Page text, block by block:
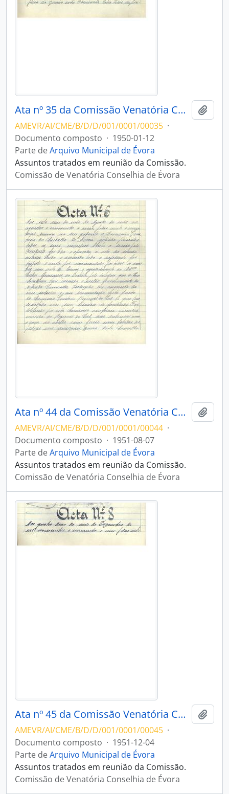
Ata nº 35 da Comissão Venatória Conselhia de Évora
AMEVR/AI/CME/B/D/D/001/0001/00035 ·
Documento composto · 1950-01-12
Parte deArquivo Municipal de Évora
Assuntos tratados em reunião da Comissão.
Comissão de Venatória Conselhia de Évora
Ata nº 44 da Comissão Venatória Conselhia de Évora
AMEVR/AI/CME/B/D/D/001/0001/00044 ·
Documento composto · 1951-08-07
Parte deArquivo Municipal de Évora
Assuntos tratados em reunião da Comissão.
Comissão de Venatória Conselhia de Évora
Ata nº 45 da Comissão Venatória Conselhia de Évora
AMEVR/AI/CME/B/D/D/001/0001/00045 ·
Documento composto · 1951-12-04
Parte deArquivo Municipal de Évora
Assuntos tratados em reunião da Comissão.
Comissão de Venatória Conselhia de Évora